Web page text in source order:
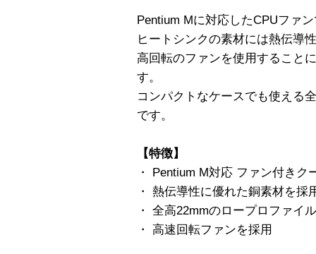
Pentium Mに対応したCPUファ
ヒートシンクの素材には熱伝導
高回転のファンを使用すること
す。
コンパクトなケースでも使える
です。
【特徴】
・ Pentium M対応 ファン付きク
・ 熱伝導性に優れた銅素材を採
・ 全高22mmのロープロファイ
・ 高速回転ファンを採用